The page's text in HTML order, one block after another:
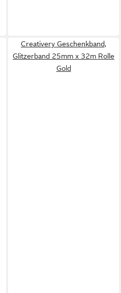
Creativery Geschenkband,
Glitzerband 25mm x 32m Rolle
Gold